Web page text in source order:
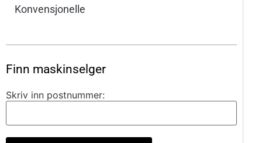
Konvensjonelle
Finn maskinselger
Skriv inn postnummer: